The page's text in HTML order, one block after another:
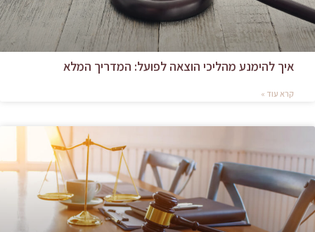
איך להימנע מהליכי הוצאה לפועל: המדריך המלא
קרא עוד »